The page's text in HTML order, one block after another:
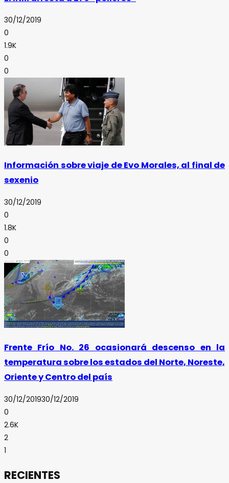
30/12/2019
0
1.9K
0
0
Información sobre viaje de Evo Morales, al final de
sexenio
30/12/2019
0
1.8K
0
0
Frente Frío No. 26 ocasionará descenso en la
temperatura sobre los estados del Norte, Noreste,
Oriente y Centro del país
30/12/201930/12/2019
0
2.6K
2
1
RECIENTES